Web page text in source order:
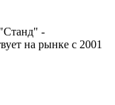
-
на рынке с 2001